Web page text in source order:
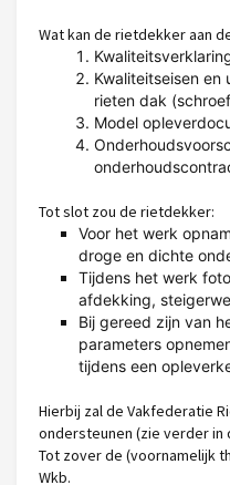
Wat kan de rietdekker aan
Kwaliteitseisen
rieten dak
Model
Tot slot zou de rietdekker:
Voor het werk
droge en dichte
Tijdens het werk
afdekking,
Bij gereed zijn van
parameters
tijdens een
Hierbij zal de Vakfederatie
ondersteunen (zie verder in
Tot zover de (voornamelijk
Wkb.